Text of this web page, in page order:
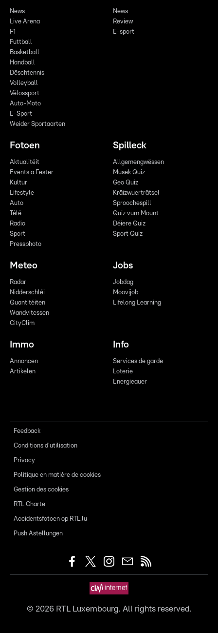
News
Live Arena
F1
Futtball
Basketball
Handball
Dëschtennis
Volleyball
Vëlossport
Auto-Moto
E-Sport
Weider Sportaarten
News
Review
E-sport
Fotoen
Aktualitéit
Events a Fester
Kultur
Lifestyle
Auto
Télé
Radio
Sport
Pressphoto
Spilleck
Allgemengwëssen
Musek Quiz
Geo Quiz
Kräizwuerträtsel
Sproochespill
Quiz vum Mount
Déiere Quiz
Sport Quiz
Meteo
Radar
Nidderschléi
Quantitéiten
Wandvitessen
CityClim
Jobs
Jobdag
Moovijob
Lifelong Learning
Immo
Annoncen
Artikelen
Info
Services de garde
Loterie
Energieauer
Feedback
Conditions d'utilisation
Privacy
Politique en matière de cookies
Gestion des cookies
RTL Charte
Accidentsfotoen op RTL.lu
Push Astellungen
© 2026RTL Luxembourg. All rights reserved.